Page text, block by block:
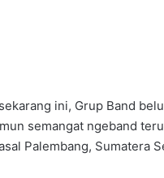
ini, Grup Band
semangat ngeband
Palembang, Sumatera